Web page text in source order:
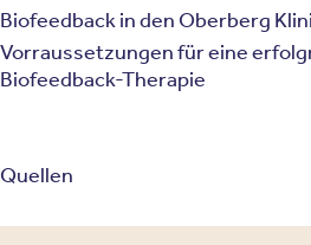
Biofeedback in den Oberberg
Vorraussetzungen für eine
Biofeedback-Therapie
Quellen